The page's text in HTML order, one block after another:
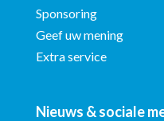
Sponsoring
Geef uw mening
Extra service
Nieuws & sociale